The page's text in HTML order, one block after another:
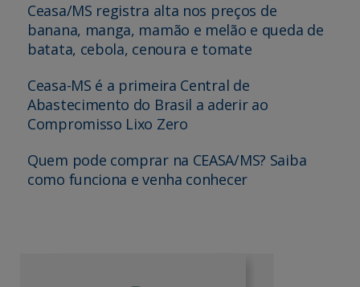
Ceasa/MS registra alta nos preços de
banana, manga, mamão e melão e queda de
batata, cebola, cenoura e tomate
Ceasa-MS é a primeira Central de
Abastecimento do Brasil a aderir ao
Compromisso Lixo Zero
Quem pode comprar na CEASA/MS? Saiba
como funciona e venha conhecer